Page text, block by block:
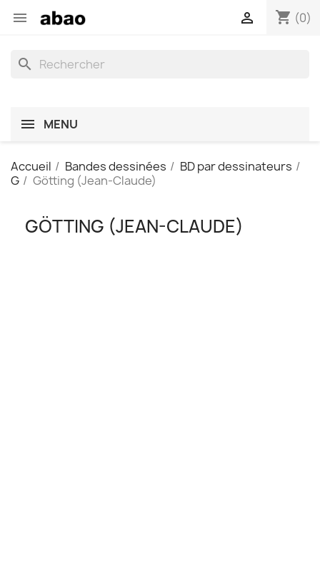
 shopping_cart (0)

search
MENU
Accueil Bandes dessinées
BD par dessinateurs
G
Götting (Jean-Claude)
GÖTTING (JEAN-CLAUDE)